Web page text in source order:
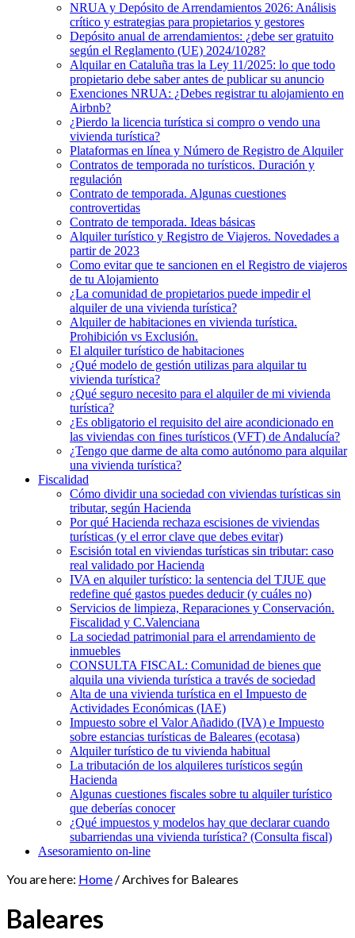
NRUA y Depósito de Arrendamientos 2026: Análisis
crítico y estrategias para propietarios y gestores
Depósito anual de arrendamientos: ¿debe ser gratuito
según el Reglamento (UE) 2024/1028?
Alquilar en Cataluña tras la Ley 11/2025: lo que todo
propietario debe saber antes de publicar su anuncio
Exenciones NRUA: ¿Debes registrar tu alojamiento en
Airbnb?
¿Pierdo la licencia turística si compro o vendo una
vivienda turística?
Plataformas en línea y Número de Registro de Alquiler
Contratos de temporada no turísticos. Duración y
regulación
Contrato de temporada. Algunas cuestiones
controvertidas
Contrato de temporada. Ideas básicas
Alquiler turístico y Registro de Viajeros. Novedades a
partir de 2023
Como evitar que te sancionen en el Registro de viajeros
de tu Alojamiento
¿La comunidad de propietarios puede impedir el
alquiler de una vivienda turística?
Alquiler de habitaciones en vivienda turística.
Prohibición vs Exclusión.
El alquiler turístico de habitaciones
¿Qué modelo de gestión utilizas para alquilar tu
vivienda turística?
¿Qué seguro necesito para el alquiler de mi vivienda
turística?
¿Es obligatorio el requisito del aire acondicionado en
las viviendas con fines turísticos (VFT) de Andalucía?
¿Tengo que darme de alta como autónomo para alquilar
una vivienda turística?
Fiscalidad
Cómo dividir una sociedad con viviendas turísticas sin
tributar, según Hacienda
Por qué Hacienda rechaza escisiones de viviendas
turísticas (y el error clave que debes evitar)
Escisión total en viviendas turísticas sin tributar: caso
real validado por Hacienda
IVA en alquiler turístico: la sentencia del TJUE que
redefine qué gastos puedes deducir (y cuáles no)
Servicios de limpieza, Reparaciones y Conservación.
Fiscalidad y C.Valenciana
La sociedad patrimonial para el arrendamiento de
inmuebles
CONSULTA FISCAL: Comunidad de bienes que
alquila una vivienda turística a través de sociedad
Alta de una vivienda turística en el Impuesto de
Actividades Económicas (IAE)
Impuesto sobre el Valor Añadido (IVA) e Impuesto
sobre estancias turísticas de Baleares (ecotasa)
Alquiler turístico de tu vivienda habitual
La tributación de los alquileres turísticos según
Hacienda
Algunas cuestiones fiscales sobre tu alquiler turístico
que deberías conocer
¿Qué impuestos y modelos hay que declarar cuando
subarriendas una vivienda turística? (Consulta fiscal)
Asesoramiento on-line
You are here: Home /Archives for Baleares
Baleares